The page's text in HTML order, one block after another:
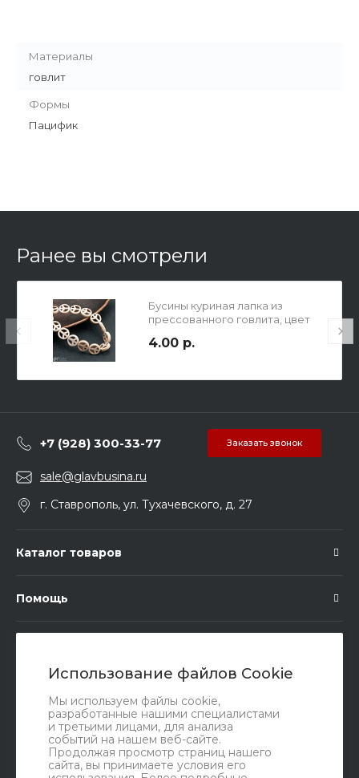
Использование файлов Cookie
Мы используем файлы cookie,
разработанные нашими специалистами
и третьими лицами, для анализа
событий на нашем веб-сайте.
Продолжая просмотр страниц нашего
сайта, вы принимаете условия его
Материалы
говлит
Формы
Пацифик
Ранее вы смотрели
Бусины куриная лапка из
прессованного говлита, цвет
толщина 2.5мм, отв-е 1мм.
4.00 р.
+7 (928) 300-33-77 Заказать звонок
sale@glavbusina.ru
г. Ставрополь, ул. Тухачевского, д. 27
Каталог товаров
Помощь